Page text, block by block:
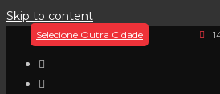
Skip to content
Selecione Outra Cidade